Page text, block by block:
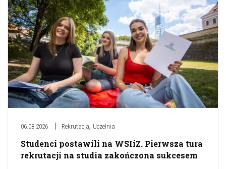
06.08.2026 Rekrutacja, Uczelnia
Studenci postawili na WSIiZ. Pierwsza tura
rekrutacji na studia zakończona sukcesem